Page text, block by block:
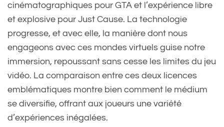
cinématographiques pour GTA et l’expérience libre
et explosive pour Just Cause. La technologie
progresse, et avec elle, la manière dont nous
engageons avec ces mondes virtuels guise notre
immersion, repoussant sans cesse les limites du jeu
vidéo. La comparaison entre ces deux licences
emblématiques montre bien comment le médium
se diversifie, offrant aux joueurs une variété
d’expériences inégalées.